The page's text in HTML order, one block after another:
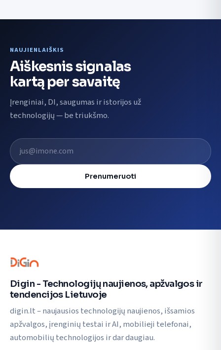
NAUJIENLAIŠKIS
Aiškesnis signalas
kartą per savaitę
Įrenginiai, DI, saugumas ir istorijos už
technologijų — be triukšmo.
El. pašto adresas
Prenumeruoti
Digin - Technologijų naujienos, apžvalgos ir
tendencijos Lietuvoje
digin.lt – naujausios technologijų naujienos, išsamios
apžvalgos, įrenginių testai ir AI, mobilieji telefonai,
automobilių technologijos ir dar daugiau.